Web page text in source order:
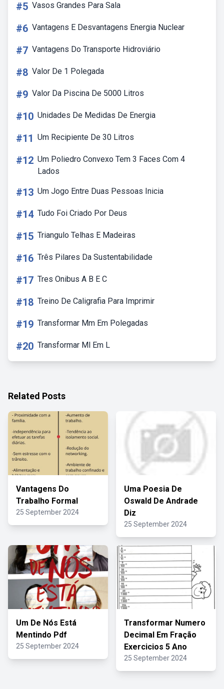
#5 Vasos Grandes Para Sala
#6 Vantagens E Desvantagens Energia Nuclear
#7 Vantagens Do Transporte Hidroviário
#8 Valor De 1 Polegada
#9 Valor Da Piscina De 5000 Litros
#10 Unidades De Medidas De Energia
#11 Um Recipiente De 30 Litros
#12 Um Poliedro Convexo Tem 3 Faces Com 4
Lados
#13 Um Jogo Entre Duas Pessoas Inicia
#14 Tudo Foi Criado Por Deus
#15 Triangulo Telhas E Madeiras
#16 Três Pilares Da Sustentabilidade
#17 Tres Onibus A B E C
#18 Treino De Caligrafia Para Imprimir
#19 Transformar Mm Em Polegadas
#20 Transformar Ml Em L
Related Posts
Vantagens Do
Trabalho Formal
25 September 2024
Uma Poesia De
Oswald De Andrade
Diz
25 September 2024
Um De Nós Está
Mentindo Pdf
25 September 2024
Transformar Numero
Decimal Em Fração
Exercicios 5 Ano
25 September 2024